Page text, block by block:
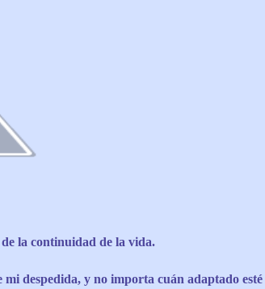
la continuidad de la vida.
despedida, y no importa cuán adaptado esté